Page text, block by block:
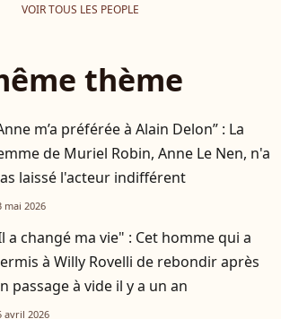
VOIR TOUS LES PEOPLE
thème
m’a préférée à Alain Delon” : La
de Muriel Robin, Anne Le Nen, n'a
laissé l'acteur indifférent
mai 2026
a changé ma vie" : Cet homme qui a
à Willy Rovelli de rebondir après
passage à vide il y a un an
avril 2026